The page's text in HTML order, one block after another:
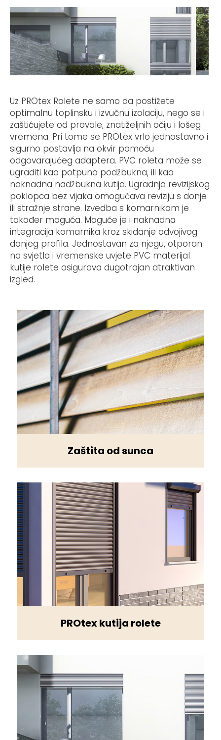
Uz PROtex Rolete ne samo da postižete
optimalnu toplinsku i izvučnu izolaciju, nego se i
zaštićujete od provale, znatiželjnih očiju i lošeg
vremena. Pri tome se PROtex vrlo jednostavno i
sigurno postavlja na okvir pomoću
odgovarajućeg adaptera. PVC roleta može se
ugraditi kao potpuno podžbukna, ili kao
naknadna nadžbukna kutija. Ugradnja revizijskog
poklopca bez vijaka omogućava reviziju s donje
ili stražnje strane. Izvedba s komarnikom je
također moguća. Moguće je i naknadna
integracija komarnika kroz skidanje odvojivog
donjeg profila. Jednostavan za njegu, otporan
na svjetlo i vremenske uvjete PVC materijal
kutije rolete osigurava dugotrajan atraktivan
izgled.
Zaštita od sunca
PROtex kutija rolete